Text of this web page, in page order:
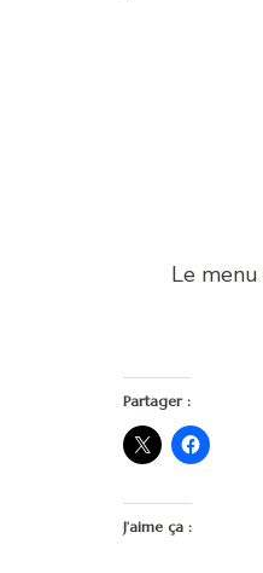
Le
Partager :
J’aime ça :